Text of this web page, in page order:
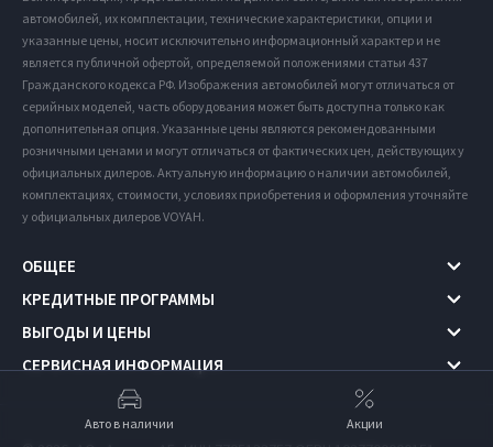
автомобилей, их комплектации, технические характеристики, опции и
указанные цены, носит исключительно информационный характер и не
является публичной офертой, определяемой положениями статьи 437
Гражданского кодекса РФ. Изображения автомобилей могут отличаться от
серийных моделей, часть оборудования может быть доступна только как
дополнительная опция. Указанные цены являются рекомендованными
розничными ценами и могут отличаться от фактических цен, действующих у
официальных дилеров. Актуальную информацию о наличии автомобилей,
комплектациях, стоимости, условиях приобретения и оформления уточняйте
у официальных дилеров VOYAH.
ОБЩЕЕ
КРЕДИТНЫЕ ПРОГРАММЫ
ВЫГОДЫ И ЦЕНЫ
СЕРВИСНАЯ ИНФОРМАЦИЯ
Авто в наличии Акции